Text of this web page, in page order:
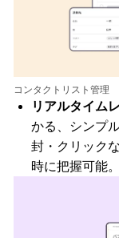
コンタクトリスト管理
リアルタイム
かる、シンプ
封・クリック
時に把握可能。